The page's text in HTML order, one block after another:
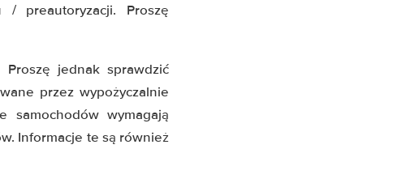
preautoryzacji. Proszę
jednak sprawdzić
przez wypożyczalnie
samochodów wymagają
Informacje te są również